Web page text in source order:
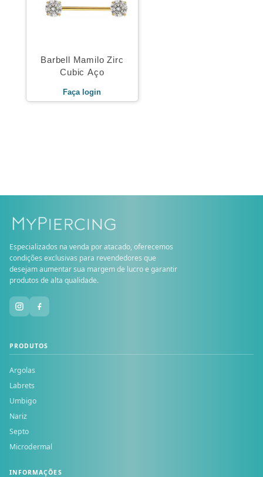
Barbell Mamilo Zirc
Cubic Aço
Faça login
Especializados na venda por atacado, oferecemos
condições exclusivas para revendedores que
desejam aumentar sua margem de lucro e garantir
produtos de alta qualidade.
PRODUTOS
Argolas
Labrets
Umbigo
Nariz
Septo
Microdermal
INFORMAÇÕES